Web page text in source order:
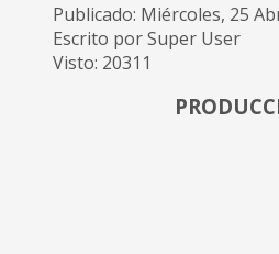
Publicado: Miércoles, 25
Escrito por Super User
Visto: 20311